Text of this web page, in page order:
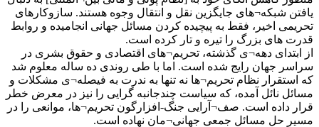
یافتن شبکه¬های جایگزین نقل و انتقال وجوه هستند. سازوکارهای
تحریمی اخیر، فقط به پیچیده کردن مسائل جهانی انجامیده و روابط
قدرت های بزرگ را تیره و تار کرده است.
از ابتدای دهه¬ی گذشته، تحریم¬های اقتصادی و حقوق بشری در
سراسر جهان رایج شده است. اما با طی روندی ده ساله معلوم شد
که استقرار نظام تحریم¬ها نه تنها به ندرت به فیصله¬ی مشکلات و
مسائل نائل آمده، که سیاست چندجانبه گرایی را نیز در معرض خطر
قرار داده است. صف¬آرایی جنگ-افزارگون تحریم¬ها، موانعی را در
مسیر حل مسائل جمعی جهانی¬مان نهاده است.